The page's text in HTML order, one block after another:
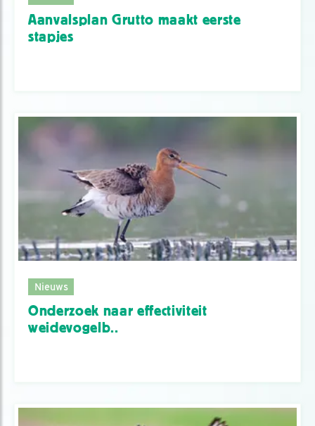
Aanvalsplan Grutto maakt eerste
stapjes
Nieuws
Onderzoek naar effectiviteit
weidevogelb..